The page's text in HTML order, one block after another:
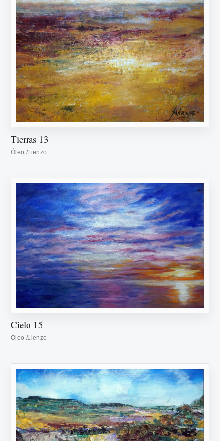
Tierras 13
Óleo /Lienzo
Cielo 15
Óleo /Lienzo